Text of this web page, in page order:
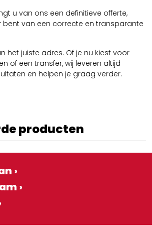
u van ons een definitieve offerte,
bent van een correcte en transparante
het juiste adres. Of je nu kiest voor
of een transfer, wij leveren altijd
en helpen je graag verder.
producten
›
›